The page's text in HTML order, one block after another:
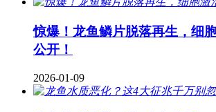
惊爆！龙鱼鳞片脱落再生，细
公开！
2026-01-09